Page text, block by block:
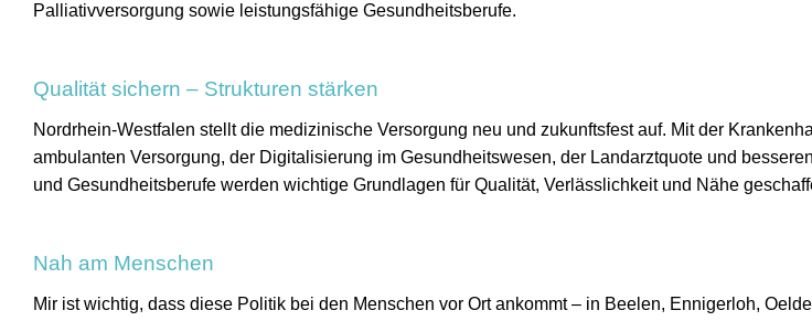
Palliativversorgung sowie leistungsfähige Gesundheitsberufe.
Qualität sichern – Strukturen stärken
Nordrhein-Westfalen stellt die medizinische Versorgung neu und zukunftsfest auf. Mit der
ambulanten Versorgung, der Digitalisierung im Gesundheitswesen, der Landarztquote und
und Gesundheitsberufe werden wichtige Grundlagen für Qualität, Verlässlichkeit und Nähe
Nah am Menschen
Mir ist wichtig, dass diese Politik bei den Menschen vor Ort ankommt – in Beelen, Ennigerloh,